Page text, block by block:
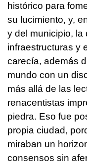
histórico para
su lucimiento, y,
y del municipio, la
infraestructuras y
carecía, además
mundo con un
más allá de las
renacentistas
piedra. Eso fue
propia ciudad,
miraban un
consensos sin